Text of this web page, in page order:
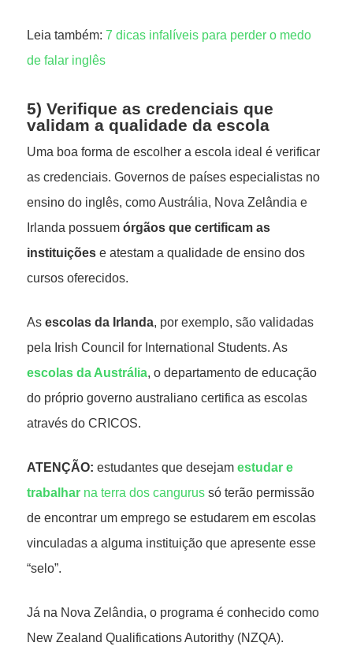
Leia também: 7 dicas infalíveis para perder o medo
de falar inglês
5) Verifique as credenciais que
validam a qualidade da escola
Uma boa forma de escolher a escola ideal é verificar
as credenciais. Governos de países especialistas no
ensino do inglês, como Austrália, Nova Zelândia e
Irlanda possuemórgãos que certificam as
instituiçõese atestam a qualidade de ensino dos
cursos oferecidos.
As escolas da Irlanda, por exemplo, são validadas
pela Irish Council for International Students. As
escolas da Austrália, o departamento de educação
do próprio governo australiano certifica as escolas
através do CRICOS.
ATENÇÃO: estudantes que desejam estudar e
trabalharna terra dos cangurussó terão permissão
de encontrar um emprego se estudarem em escolas
vinculadas a alguma instituição que apresente esse
“selo”.
Já na Nova Zelândia, o programa é conhecido como
New Zealand Qualifications Autorithy (NZQA).